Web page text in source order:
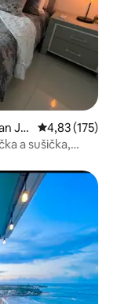
Ju
Průměrné
4,83 (175)
a sušička,